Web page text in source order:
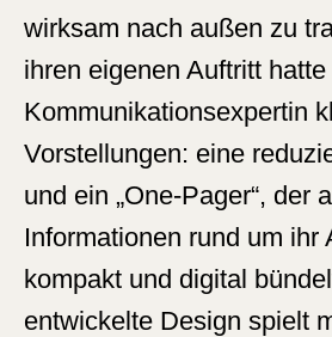
wirksam nach außen zu
ihren eigenen Auftritt
Kommunikationsexpertin
Vorstellungen: eine
und ein „One-Pager“, der
Informationen rund um ihr
kompakt und digital
entwickelte Design spielt